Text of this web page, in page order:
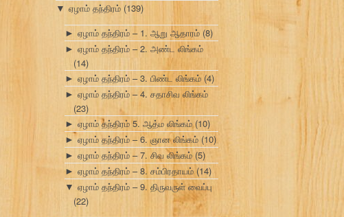
▼ ஏழாம் தந்திரம் (139)
► ஏழாம் தந்திரம் – 1. ஆறு ஆதாரம் (8)
► ஏழாம் தந்திரம் – 2. அண்ட லிங்கம்
(14)
► ஏழாம் தந்திரம் – 3. பிண்ட லிங்கம் (4)
► ஏழாம் தந்திரம் – 4. சதாசிவ லிங்கம்
(23)
► ஏழாம் தந்திரம் 5. ஆத்ம லிங்கம்(10)
► ஏழாம் தந்திரம் – 6. ஞான லிங்கம் (10)
► ஏழாம் தந்திரம் – 7. சிவ லிங்கம்(5)
► ஏழாம் தந்திரம் – 8. சம்பிரதாயம்(14)
▼ ஏழாம் தந்திரம் – 9. திருவருள் வைப்பு
(22)